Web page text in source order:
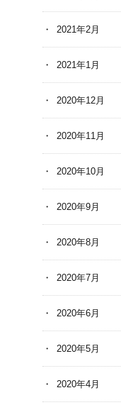
2021年2月
2021年1月
2020年12月
2020年11月
2020年10月
2020年9月
2020年8月
2020年7月
2020年6月
2020年5月
2020年4月